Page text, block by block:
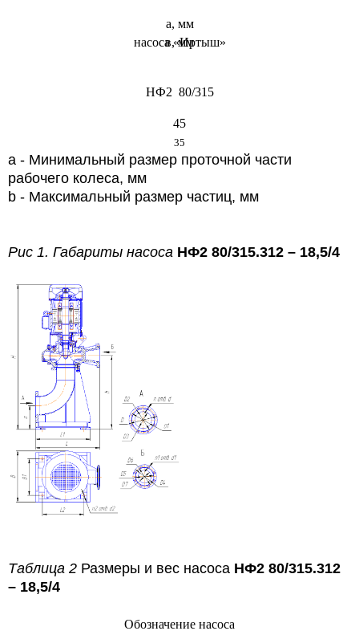
а, мм
в, мм
насоса «Иртыш»
НФ2 80/315
45
35
a - Минимальный размер проточной части
рабочего колеса, мм
b - Максимальный размер частиц, мм
Рис 1. Габариты насоса НФ2 80/315.312 – 18,5/4
Таблица 2 Размеры и вес насоса НФ2 80/315.312
– 18,5/4
Обозначение насоса